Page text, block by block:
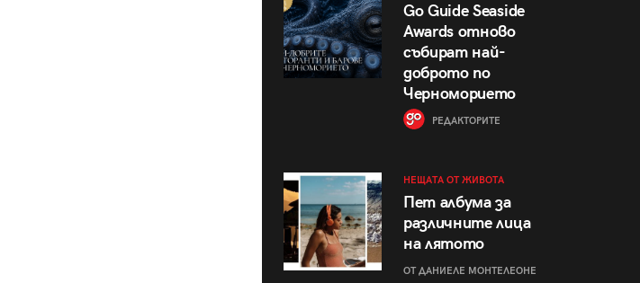
Go Guide Seaside
Awards отново
събират най-
доброто по
Черноморието
РЕДАКТОРИТЕ
НЕЩАТА ОТ ЖИВОТА
Пет албума за
различните лица
на лятото
ОТ ДАНИЕЛЕ МОНТЕЛЕОНЕ